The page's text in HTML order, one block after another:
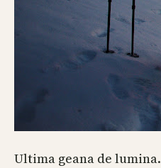
Ultima geana de lumina.